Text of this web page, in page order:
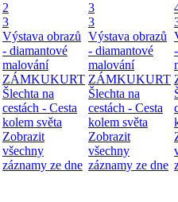
2
3
Výstava obrazů
- diamantové
malování
ZÁMKUKURT
Šlechta na
cestách - Cesta
kolem světa
Zobrazit
všechny
záznamy ze dne
3
3
Výstava obrazů
- diamantové
malování
ZÁMKUKURT
Šlechta na
cestách - Cesta
kolem světa
Zobrazit
všechny
záznamy ze dne